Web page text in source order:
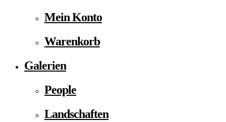
Mein Konto
Warenkorb
Galerien
People
Landschaften